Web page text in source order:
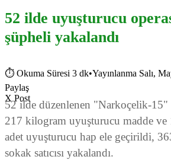
52 ilde uyuşturucu
şüpheli yakalandı
⏱ Okuma Süresi 3 dk•Yayınlanma Salı,
Paylaş
X Post
52 ilde düzenlenen "Narkoçelik-15"
217 kilogram uyuşturucu madde
adet uyuşturucu hap ele geçirildi,
sokak satıcısı yakalandı.